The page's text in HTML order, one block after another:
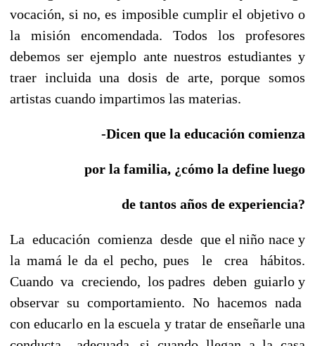
vocación, si no, es imposible cumplir el objetivo o
la misión encomendada. Todos los profesores
debemos ser ejemplo ante nuestros estudiantes y
traer incluida una dosis de arte, porque somos
artistas cuando impartimos las materias.
-Dicen que la educación comienza
por la familia, ¿cómo la define luego
de tantos años de experiencia?
La educación comienza desde que el niño nace y
la mamá le da el pecho, pues le crea hábitos.
Cuando va creciendo, los padres deben guiarlo y
observar su comportamiento. No hacemos nada
con educarlo en la escuela y tratar de enseñarle una